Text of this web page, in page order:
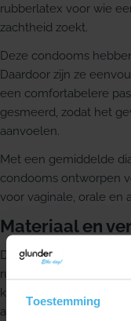
Toestemming
rubberlatex voor wie
zachtheid zoekt.
Deze condooms
Daardoor zijn ze
een comfortabelere
gesmeerd, zodat het
aanvoelen.
Met een gemiddelde
condooms ontworpen
voor vaginale, orale en
Materiaal en
De condooms zijn
rubberlatex. Durex
karton. Daarnaast
anonieme verpakking.